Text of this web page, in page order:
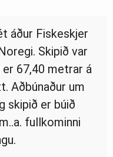
áður Fiskeskjer
Skipið var
67,40 metrar á
Aðbúnaður um
skipið er búið
fullkominni